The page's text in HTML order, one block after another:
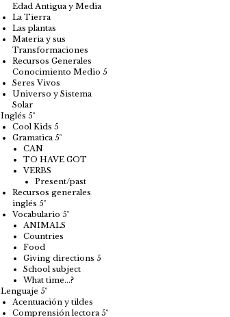
Edad Antigua y Media
La Tierra
Las plantas
Materia y sus
Transformaciones
Recursos Generales
Conocimiento Medio 5
Seres Vivos
Universo y Sistema
Solar
Inglés 5º
Cool Kids 5
Gramatica 5º
CAN
TO HAVE GOT
VERBS
Present/past
Recursos generales
inglés 5º
Vocabulario 5º
ANIMALS
Countries
Food
Giving directions 5
School subject
What time…?
Lenguaje 5º
Acentuación y tildes
Comprensión lectora 5º